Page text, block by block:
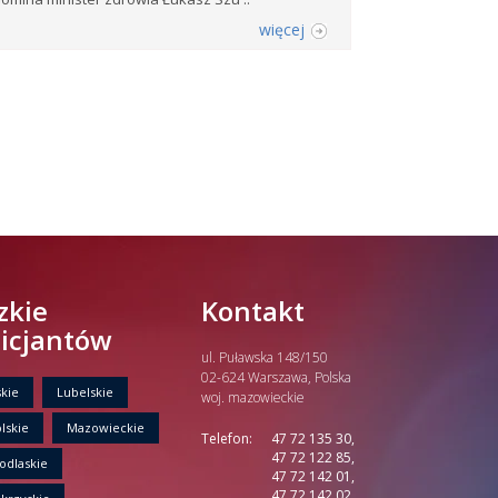
więcej
Lubelskie
Mazowieckie
Kontakt
ul. Puławska 148/150
02-624 Warszawa, Polska
woj. mazowieckie
Telefon:
47 72 135 30,
47 72 122 85,
47 72 142 01,